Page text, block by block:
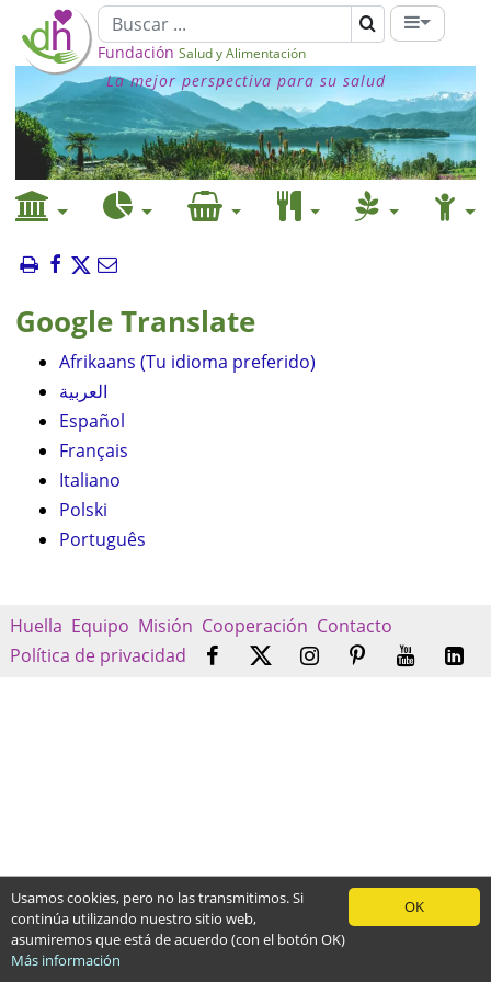
Fundación Salud y Alimentación
La mejor perspectiva para su salud
Google Translate
Afrikaans (Tu idioma preferido)
العربية
Español
Français
Italiano
Polski
Português
Huella Equipo Misión Cooperación Contacto
Política de privacidad
OK
Usamos cookies, pero no las transmitimos. Si
continúa utilizando nuestro sitio web,
asumiremos que está de acuerdo (con el botón OK)
Más información